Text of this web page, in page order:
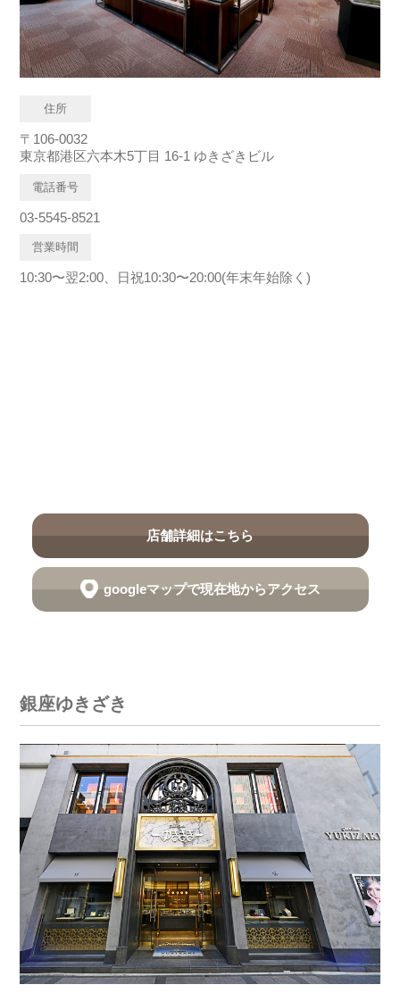
住所
〒106-0032
東京都港区六本木5丁目 16-1 ゆきざきビル
電話番号
03-5545-8521
営業時間
10:30〜翌2:00、日祝10:30〜20:00(年末年始除く)
店舗詳細はこちら
googleマップで現在地からアクセス
銀座ゆきざき